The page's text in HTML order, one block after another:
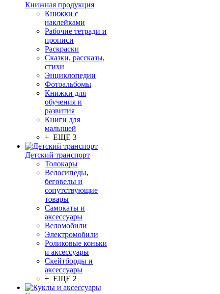
Книжная продукция
Книжки с
наклейками
Рабочие тетради и
прописи
Раскраски
Сказки, рассказы,
стихи
Энциклопедии
Фотоальбомы
Книжки для
обучения и
развития
Книги для
малышей
+ ЕЩЕ 3
Детский транспорт
Толокары
Велосипеды,
беговелы и
сопутствующие
товары
Самокаты и
аксессуары
Веломобили
Электромобили
Роликовые коньки
и аксессуары
Скейтборды и
аксессуары
+ ЕЩЕ 2